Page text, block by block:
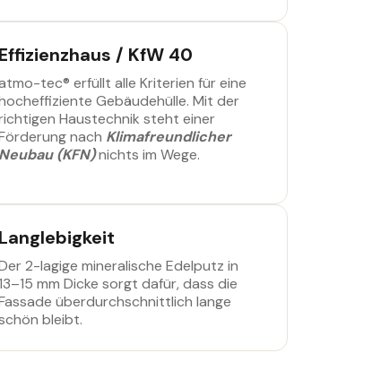
Effizienzhaus / KfW 40
tec® erfüllt alle Kriterien für eine
Gebäudehülle. Mit der
Haustechnik steht einer
nach Klimafreundlicher
Neubau (KFN)nichts im Wege.
Langlebigkeit
2-lagige mineralische Edelputz in
mm Dicke sorgt dafür, dass die
überdurchschnittlich lange
bleibt.